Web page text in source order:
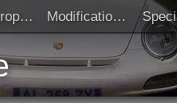
Europeen Modification SIV
Démarrer